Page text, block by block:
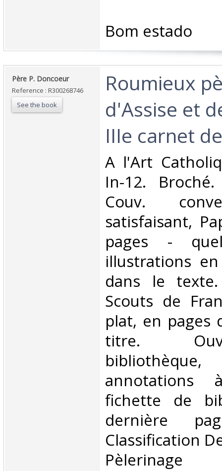
‎Bom estado‎
‎Père P. Doncoeur‎
Reference : R300268746
See the book
‎Roumieux
d'Assise et
IIIe carnet
‎A l'Art
In-12.
Couv.
satisfaisant,
pages -
illustrations
dans le
Scouts de
plat, en pages
titre.
fichette de
dernière
Classification
Pèlerinage‎